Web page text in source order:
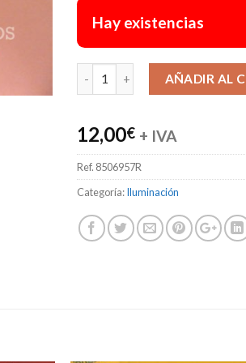
Hay existencias
AÑADIR AL
12,00€ + IVA
Ref. 8506957R
Categoría:Iluminación